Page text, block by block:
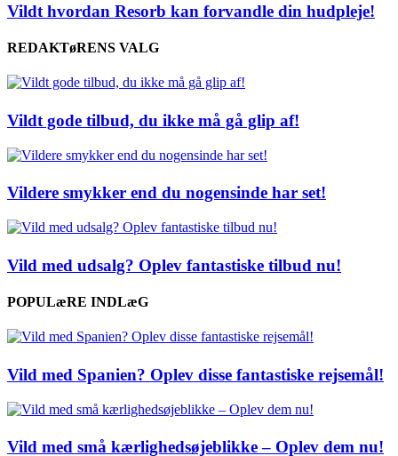
Vildt hvordan Resorb kan forvandle din hudpleje!
REDAKTøRENS VALG
Vildt gode tilbud, du ikke må gå glip af!
Vildere smykker end du nogensinde har set!
Vild med udsalg? Oplev fantastiske tilbud nu!
POPULæRE INDLæG
Vild med Spanien? Oplev disse fantastiske rejsemål!
Vild med små kærlighedsøjeblikke – Oplev dem nu!